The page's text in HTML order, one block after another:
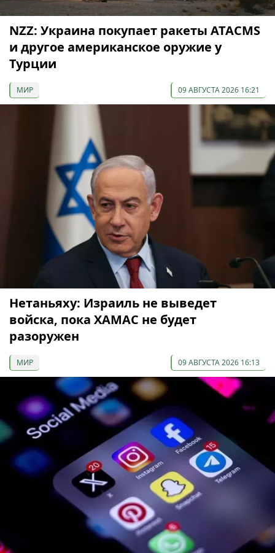
NZZ: Украина покупает ракеты ATACMS
и другое американское оружие у
Турции
МИР 09 АВГУСТА 2026 16:21
Нетаньяху: Израиль не выведет
войска, пока ХАМАС не будет
разоружен
МИР 09 АВГУСТА 2026 16:13